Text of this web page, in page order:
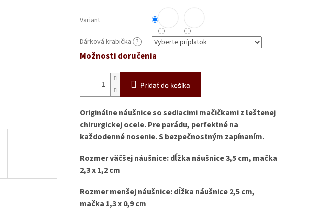
Variant
Dárková krabička ?
Možnosti doručenia
Pridať do košíka
Originálne náušnice so sediacimi mačičkami z leštenej
chirurgickej ocele. Pre parádu, perfektné na
každodenné nosenie. S bezpečnostným zapínaním.
Rozmer väčšej náušnice: dĺžka náušnice 3,5 cm, mačka
2,3 x 1,2 cm
Rozmer menšej náušnice: dĺžka náušnice 2,5 cm,
mačka 1,3 x 0,9 cm